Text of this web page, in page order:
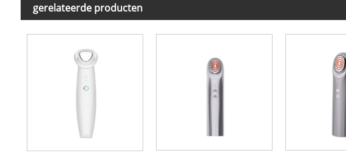
gerelateerde producten